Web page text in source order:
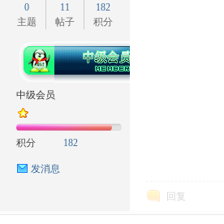
0
主题
11
帖子
182
积分
中级会员
积分 182
发消息
回复